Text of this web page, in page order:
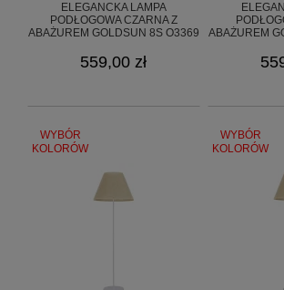
ELEGANCKA LAMPA
PODŁOGOWA CZARNA Z
ABAŻUREM GOLDSUN 8S O3369
559,00 zł
ABAŻUREM
WYBÓR
KOLORÓW
WYBÓR
KOLORÓW